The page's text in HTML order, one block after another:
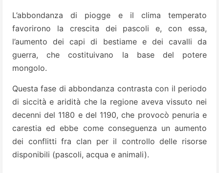
L’abbondanza di piogge e il clima temperato
favorirono la crescita dei pascoli e, con essa,
l’aumento dei capi di bestiame e dei cavalli da
guerra, che costituivano la base del potere
mongolo.
Questa fase di abbondanza contrasta con il periodo
di siccità e aridità che la regione aveva vissuto nei
decenni del 1180 e del 1190, che provocò penuria e
carestia ed ebbe come conseguenza un aumento
dei conflitti fra clan per il controllo delle risorse
disponibili (pascoli, acqua e animali).